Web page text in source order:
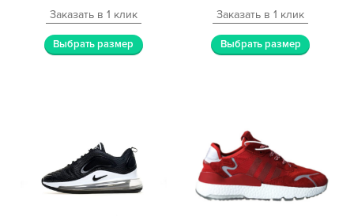
Заказать в 1 клик
Выбрать размер
Заказать в 1 клик
Выбрать размер